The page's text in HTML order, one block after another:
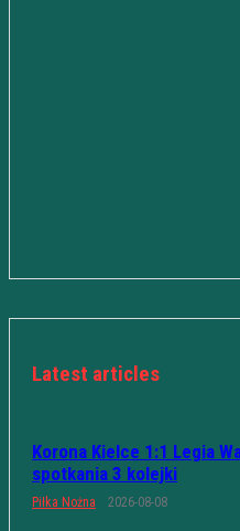
Latest articles
Korona Kielce 1:1 Legia
spotkania 3 kolejki
Piłka Nożna 2026-08-08